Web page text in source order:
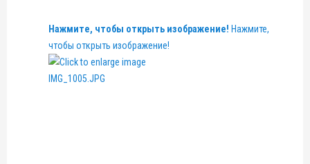
Нажмите, чтобы открыть изображение! Нажмите,
чтобы открыть изображение!